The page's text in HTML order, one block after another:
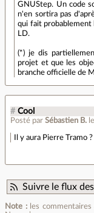
GNUStep. Un code
n'en sortira pas
qui fait probablement
LD.
(*) je dis
projet et que les
branche officielle de
# Cool
Posté par Sébastien B.
Il y aura Pierre Tramo ?
Suivre le flux
Note :les commentaires